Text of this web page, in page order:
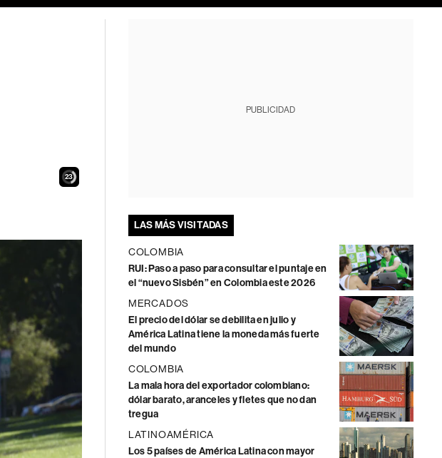
22
PUBLICIDAD
LAS MÁS VISITADAS
COLOMBIA
RUI: Paso a paso para consultar el puntaje en
el “nuevo Sisbén” en Colombia este 2026
MERCADOS
El precio del dólar se debilita en julio y
América Latina tiene la moneda más fuerte
del mundo
COLOMBIA
La mala hora del exportador colombiano:
dólar barato, aranceles y fletes que no dan
tregua
LATINOAMÉRICA
Los 5 países de América Latina con mayor